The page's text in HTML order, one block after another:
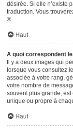
désirée. Si elle n’existe
traduction. Vous
®.
Haut
A quoi correspondent
Il y a deux images qui
lorsque vous consultez
associée à votre rang,
votre nombre de
souvent plus grande, est
unique ou propre à
Haut